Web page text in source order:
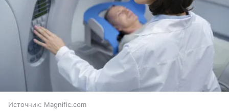
Источник: Magnific.com